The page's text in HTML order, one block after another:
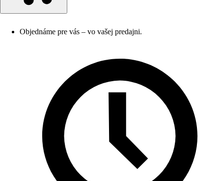
Objednáme pre vás – vo vašej predajni.